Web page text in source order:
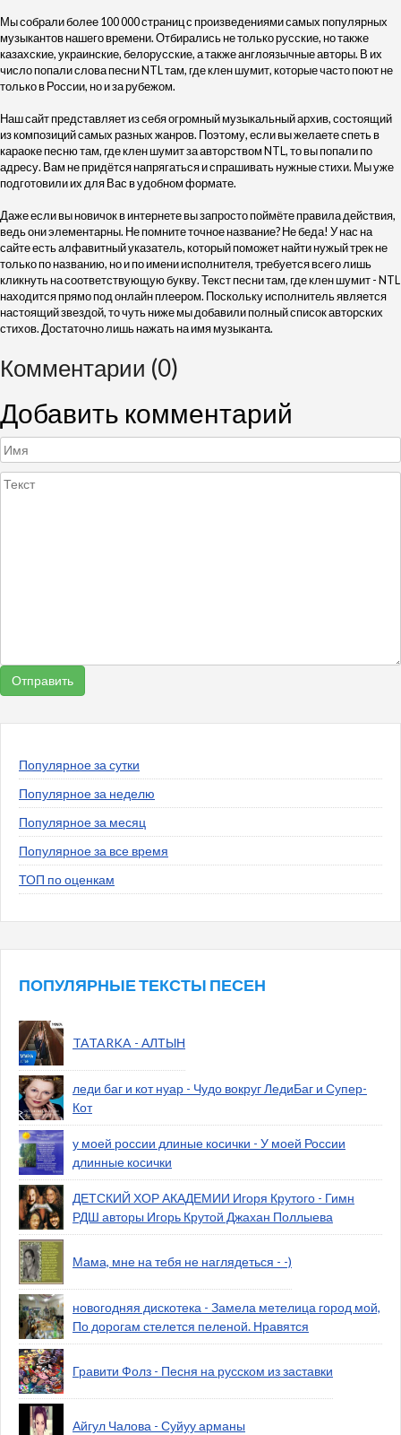
Мы собрали более 100 000 страниц с произведениями самых популярных
музыкантов нашего времени. Отбирались не только русские, но также
казахские, украинские, белорусские, а также англоязычные авторы. В их
число попали слова песни NTL там, где клен шумит, которые часто поют не
только в России, но и за рубежом.
Наш сайт представляет из себя огромный музыкальный архив, состоящий
из композиций самых разных жанров. Поэтому, если вы желаете спеть в
караоке песню там, где клен шумит за авторством NTL, то вы попали по
адресу. Вам не придётся напрягаться и спрашивать нужные стихи. Мы уже
подготовили их для Вас в удобном формате.
Даже если вы новичок в интернете вы запросто поймёте правила действия,
ведь они элементарны. Не помните точное название? Не беда! У нас на
сайте есть алфавитный указатель, который поможет найти нужый трек не
только по названию, но и по имени исполнителя, требуется всего лишь
кликнуть на соответствующую букву. Текст песни там, где клен шумит - NTL
находится прямо под онлайн плеером. Поскольку исполнитель является
настоящий звездой, то чуть ниже мы добавили полный список авторских
стихов. Достаточно лишь нажать на имя музыканта.
Комментарии (0)
Добавить комментарий
Популярное за сутки
Популярное за неделю
Популярное за месяц
Популярное за все время
ТОП по оценкам
ПОПУЛЯРНЫЕ ТЕКСТЫ ПЕСЕН
TATARKA - АЛТЫН
леди баг и кот нуар - Чудо вокруг ЛедиБаг и Супер-
Кот
у моей россии длиные косички - У моей России
длинные косички
ДЕТСКИЙ ХОР АКАДЕМИИ Игоря Крутого - Гимн
РДШ авторы Игорь Крутой Джахан Поллыева
Мама, мне на тебя не наглядеться - -)
новогодняя дискотека - Замела метелица город мой,
По дорогам стелется пеленой. Нравятся
Гравити Фолз - Песня на русском из заставки
Айгул Чалова - Суйуу арманы